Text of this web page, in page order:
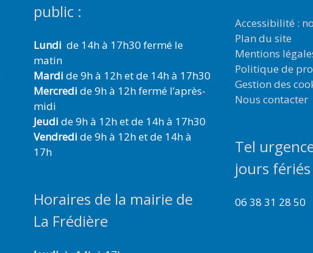
public :
Lundi de 14h à 17h30 fermé le
matin
Mardi de 9h à 12h et de 14h à 17h30
Mercredi de 9h à 12h fermé l’après-
midi
Jeudi de 9h à 12h et de 14h à 17h30
Vendredi de 9h à 12h et de 14h à
17h
Horaires de la mairie de
La Frédière
Accessibilité :
Plan du site
Mentions
Politique de
Gestion des
Nous contacter
Tel
jours fériés
06 38 31 28 50